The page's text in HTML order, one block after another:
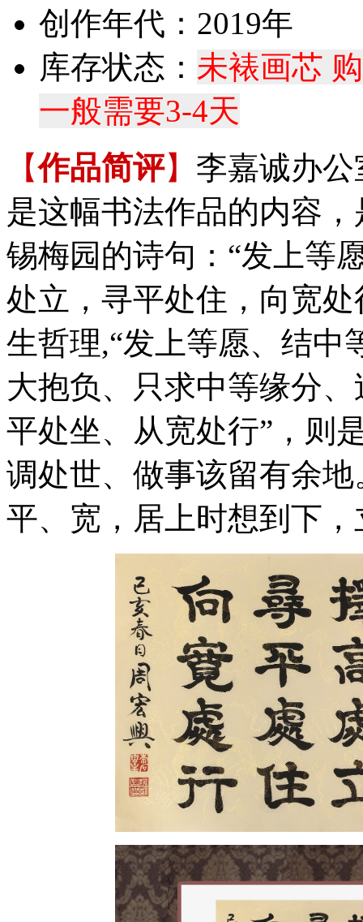
创作年代：2019年
库存状态： 未裱画芯
一般需要3-4天
【作品简评】 李嘉诚办
是这幅书法作品的内容
锡梅园的诗句：“发上等
处立，寻平处住，向宽
生哲理,“发上等愿、结中
大抱负、只求中等缘分
平处坐、从宽处行”，则
调处世、做事该留有余
平、宽，居上时想到下